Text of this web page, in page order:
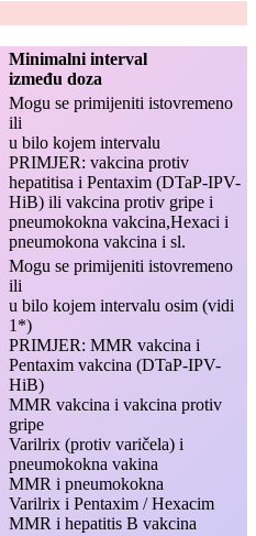
Minimalni interval
između doza
Mogu se primijeniti istovremeno
ili
u bilo kojem intervalu
PRIMJER: vakcina protiv
hepatitisa i Pentaxim (DTaP-IPV-
HiB) ili vakcina protiv gripe i
pneumokokna vakcina,Hexaci i
pneumokona vakcina i sl.
Mogu se primijeniti istovremeno
ili
u bilo kojem intervalu osim (vidi
1*)
PRIMJER: MMR vakcina i
Pentaxim vakcina (DTaP-IPV-
HiB)
MMR vakcina i vakcina protiv
gripe
Varilrix (protiv varičela) i
pneumokokna vakina
MMR i pneumokokna
Varilrix i Pentaxim / Hexacim
MMR i hepatitis B vakcina